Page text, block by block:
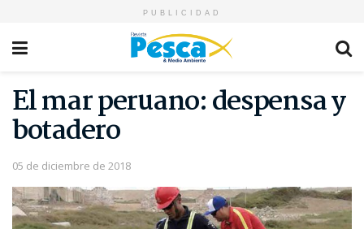
PUBLICIDAD
El mar peruano: despensa y
botadero
05 de diciembre de 2018